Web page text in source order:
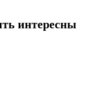
интересны